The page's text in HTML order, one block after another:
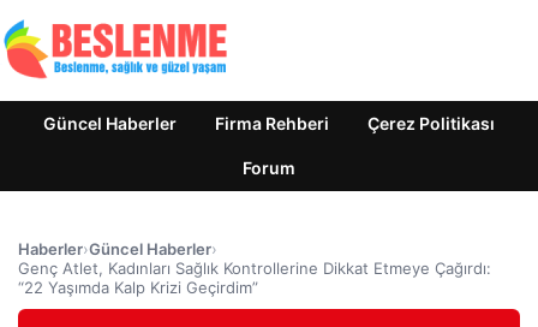
Güncel Haberler Firma Rehberi Çerez Politikası
Forum
Haberler›Güncel Haberler›
Genç Atlet, Kadınları Sağlık Kontrollerine Dikkat Etmeye Çağırdı:
“22 Yaşımda Kalp Krizi Geçirdim”